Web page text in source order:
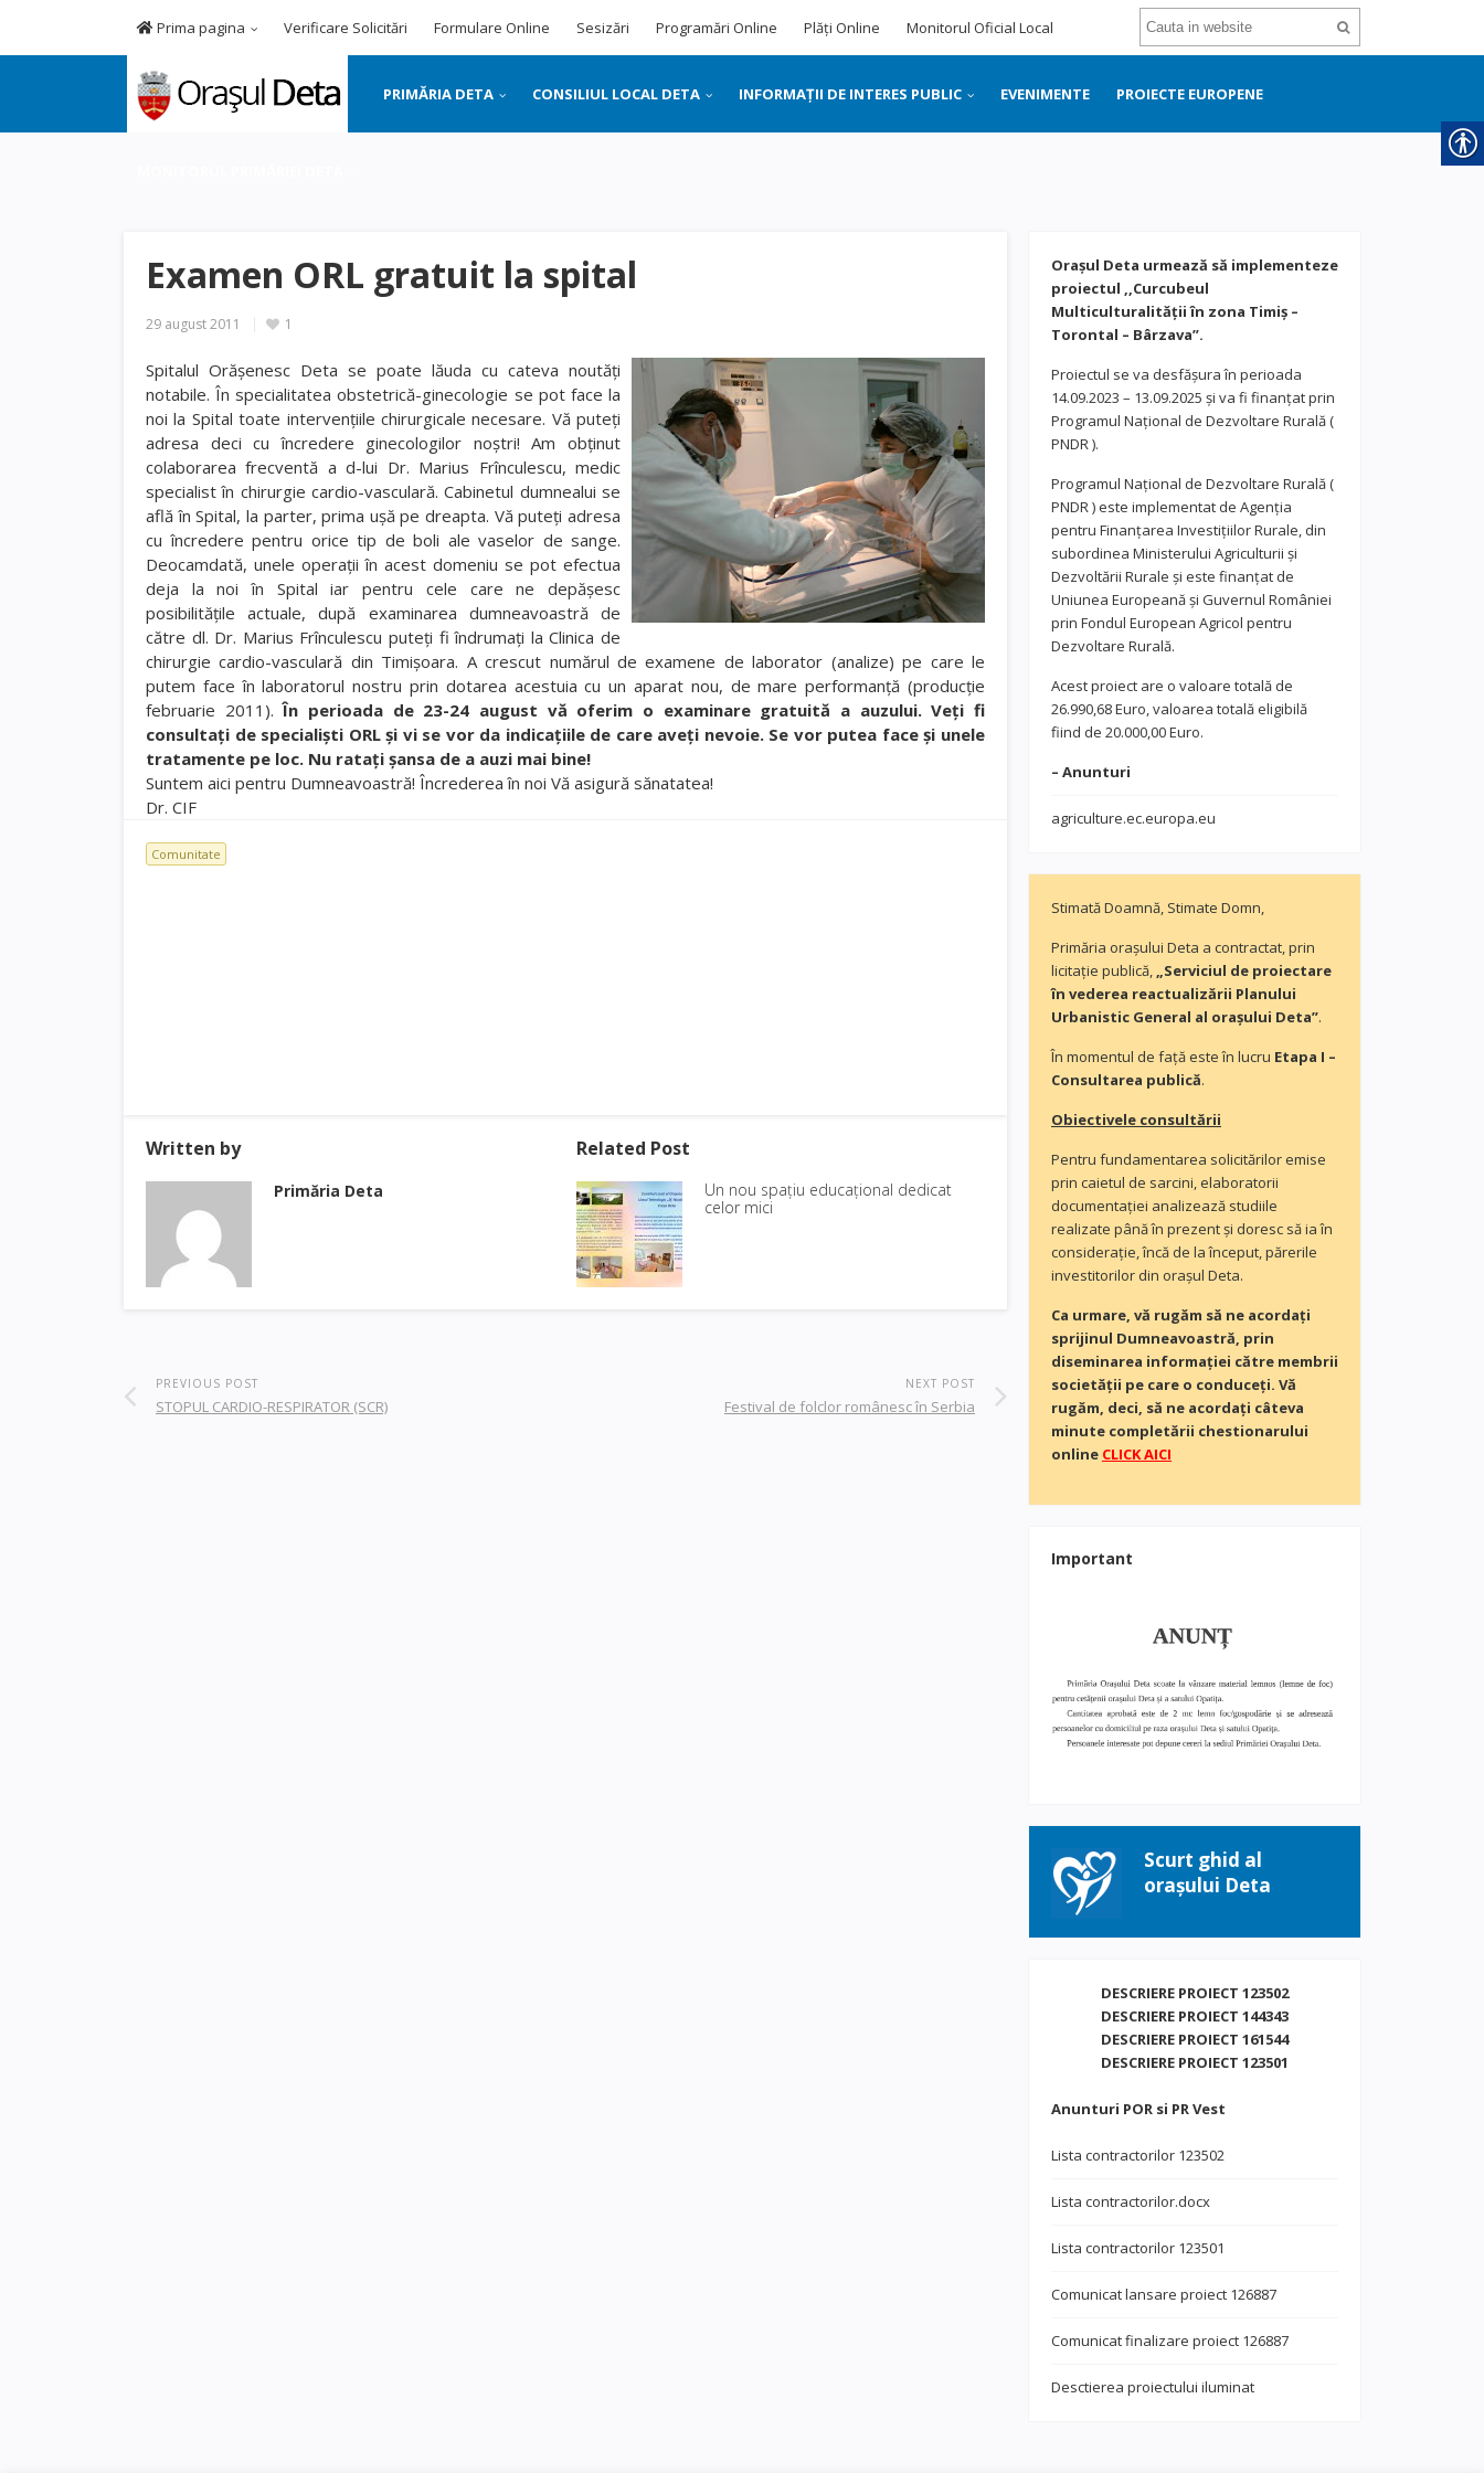
Prima pagina Verificare Solicitări Formulare Online Sesizări Programări Online Plăți Online Monitorul Oficial Local
PRIMĂRIA DETA CONSILIUL LOCAL DETA INFORMAȚII DE INTERES PUBLIC EVENIMENTE PROIECTE EUROPENE
Examen ORL gratuit la spital
29 august 2011 1
Spitalul Orăşenesc Deta se poate lăuda cu cateva noutăţi
notabile. În specialitatea obstetrică-ginecologie se pot face la
noi la Spital toate intervenţiile chirurgicale necesare. Vă puteţi
adresa deci cu încredere ginecologilor noştri! Am obţinut
colaborarea frecventă a d-lui Dr. Marius Frînculescu, medic
specialist în chirurgie cardio-vasculară. Cabinetul dumnealui se
află în Spital, la parter, prima uşă pe dreapta. Vă puteţi adresa
cu încredere pentru orice tip de boli ale vaselor de sange.
Deocamdată, unele operaţii în acest domeniu se pot efectua
deja la noi în Spital iar pentru cele care ne depăşesc
posibilităţile actuale, după examinarea dumneavoastră de
către dl. Dr. Marius Frînculescu puteţi fi îndrumaţi la Clinica de
chirurgie cardio-vasculară din Timişoara. A crescut numărul de examene de laborator (analize) pe care le
putem face în laboratorul nostru prin dotarea acestuia cu un aparat nou, de mare performanţă (producţie
februarie 2011).În perioada de 23-24 august vă oferim o examinare gratuită a auzului. Veţi fi
consultaţi de specialişti ORL şi vi se vor da indicaţiile de care aveţi nevoie. Se vor putea face şi unele
tratamente pe loc. Nu rataţi şansa de a auzi mai bine!
Suntem aici pentru Dumneavoastră! Încrederea în noi Vă asigură sănatatea!
Dr. CIF
Comunitate
Written by
Primăria Deta
Related Post
Un nou spațiu educațional dedicat
celor mici
PREVIOUS POST
STOPUL CARDIO-RESPIRATOR (SCR)
NEXT POST
Festival de folclor românesc în Serbia
Orașul Deta urmează să implementeze
proiectul ,,Curcubeul
Multiculturalității în zona Timiș –
Torontal – Bârzava”.
Proiectul se va desfășura în perioada
14.09.2023 – 13.09.2025 și va fi finanțat prin
Programul Național de Dezvoltare Rurală (
PNDR ).
Programul Național de Dezvoltare Rurală (
PNDR ) este implementat de Agenția
pentru Finanțarea Investițiilor Rurale, din
subordinea Ministerului Agriculturii și
Dezvoltării Rurale și este finanțat de
Uniunea Europeană și Guvernul României
prin Fondul European Agricol pentru
Dezvoltare Rurală.
Acest proiect are o valoare totală de
26.990,68 Euro, valoarea totală eligibilă
fiind de 20.000,00 Euro.
– Anunturi
agriculture.ec.europa.eu
Stimată Doamnă, Stimate Domn,
Primăria orașului Deta a contractat, prin
licitație publică, „Serviciul de proiectare
în vederea reactualizării Planului
Urbanistic General al orașului Deta”.
În momentul de faţă este în lucru Etapa I –
Consultarea publică.
Obiectivele consultării
Pentru fundamentarea solicitărilor emise
prin caietul de sarcini, elaboratorii
documentaţiei analizează studiile
realizate până în prezent și doresc să ia în
consideraţie, încă de la început, părerile
investitorilor din orașul Deta.
Ca urmare, vă rugăm să ne acordaţi
sprijinul Dumneavoastră, prin
diseminarea informației către membrii
societății pe care o conduceți. Vă
rugăm, deci, să ne acordați câteva
minute completării chestionarului
online CLICK AICI
Important
Scurt ghid al
orașului Deta
DESCRIERE PROIECT 123502
DESCRIERE PROIECT 144343
DESCRIERE PROIECT 161544
DESCRIERE PROIECT 123501
Anunturi POR si PR Vest
Lista contractorilor 123502
Lista contractorilor.docx
Lista contractorilor 123501
Comunicat lansare proiect 126887
Comunicat finalizare proiect 126887
Desctierea proiectului iluminat